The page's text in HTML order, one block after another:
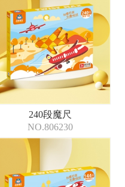
240段魔尺
NO.806230